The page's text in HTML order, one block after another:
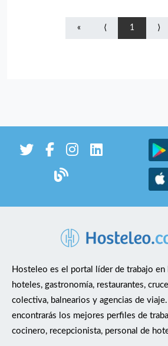
« ⟨ 1 ⟩
Hosteleo es el portal líder de trabajo en
hoteles, gastronomía, restaurantes,
colectiva, balnearios y agencias de
encontrarás los mejores perfiles de
cocinero, recepcionista, personal de